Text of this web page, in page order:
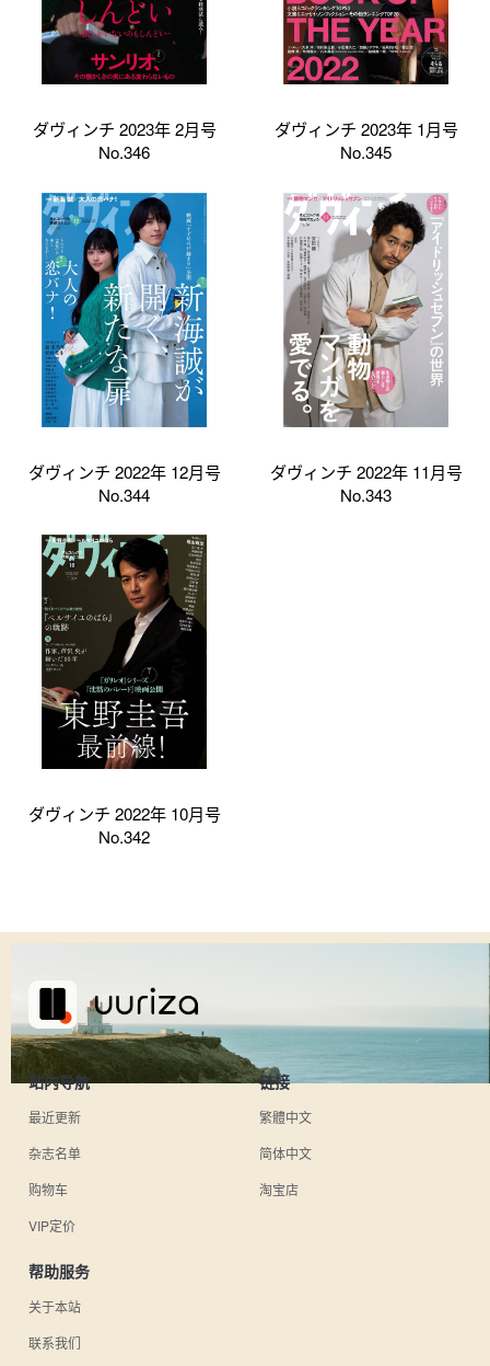
ダヴィンチ 2023年 2月号
No.346
ダヴィンチ 2023年 1月号
No.345
ダヴィンチ 2022年 12月号
No.344
ダヴィンチ 2022年 11月号
No.343
ダヴィンチ 2022年 10月号
No.342
站内导航
最近更新
杂志名单
购物车
VIP定价
链接
繁體中文
简体中文
淘宝店
帮助服务
关于本站
联系我们